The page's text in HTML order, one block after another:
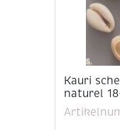
Kauri
naturel